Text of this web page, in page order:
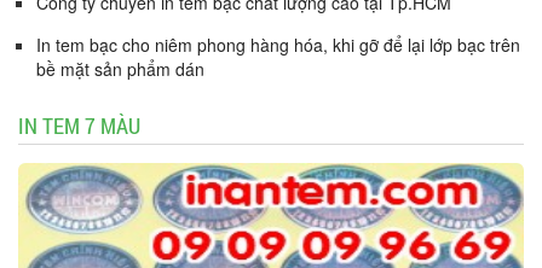
In tem bạc cho niêm phong hàng hóa, khi gỡ để lại lớp bạc trên
bề mặt sản phẩm dán
IN TEM 7 MÀU